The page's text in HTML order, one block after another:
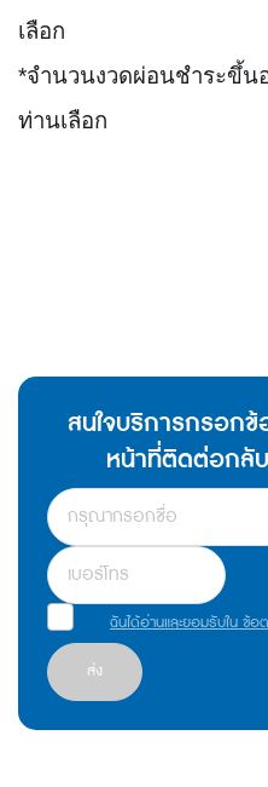
เลือก
*จำนวนงวดผ่อนชำระขึ้น
ท่านเลือก
สนใจบริการกรอกข้
หน้าที่ติดต่อกลับ
ฉันได้อ่านและยอมรับใน ข้อต
ส่ง